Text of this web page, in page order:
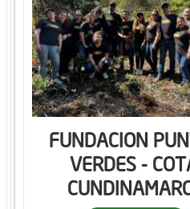
FUNDACION
VERDES -